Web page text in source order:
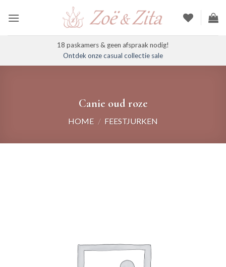
naar
18 paskamers & geen afspraak nodig!
Ontdek onze casual collectie sale
Canie oud roze
HOME / FEESTJURKEN